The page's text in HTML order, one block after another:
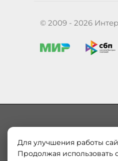
© 2009 - 2026
Наш магазин
Европы и России.
Для улучшения работы
Продолжая использовать